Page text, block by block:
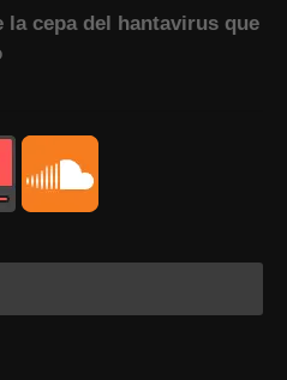
la cepa del hantavirus que